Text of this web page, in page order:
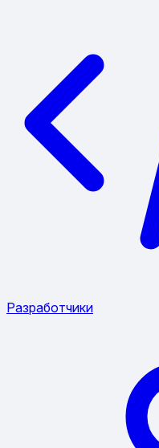
Разработчики